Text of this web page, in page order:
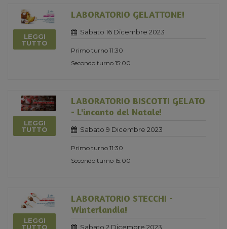
LEGGI
TUTTO
LABORATORIO GELATTONE!
Sabato 16 Dicembre 2023
Primo turno 11:30
Secondo turno 15:00
LEGGI
TUTTO
LABORATORIO BISCOTTI GELATO
- L'incanto del Natale!
Sabato 9 Dicembre 2023
Primo turno 11:30
Secondo turno 15:00
LEGGI
TUTTO
LABORATORIO STECCHI -
Winterlandia!
Sabato 2 Dicembre 2023